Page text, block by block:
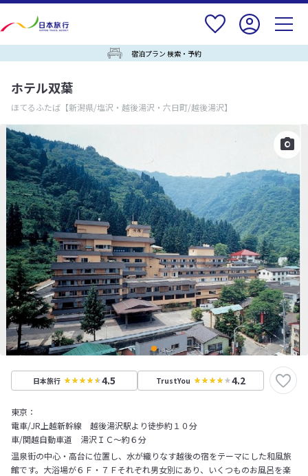
宿泊プラン 検索・予約
ホテル双葉
ほてるふたば 【新潟県/塩沢・越後湯沢・六日町/越後湯沢】
日本旅行 4.5 TrustYou 4.2
東京：
電車/JR上越新幹線 越後湯沢駅より徒歩約１０分
車/関越自動車道 湯沢ＩＣ～約６分
温泉街の中心・高台に位置し、水が織りなす越後の宿をテーマにした和風旅
館です。大浴場が６Ｆ・７Ｆそれぞれ男女別にあり、いくつものお風呂を楽